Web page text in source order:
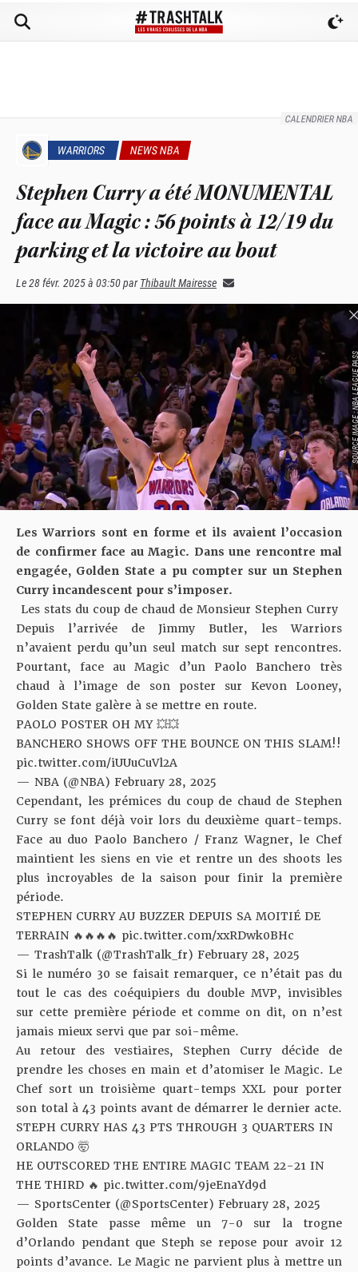
CALENDRIER NBA
WARRIORS NEWS NBA
Stephen Curry a été MONUMENTAL
face au Magic : 56 points à 12/19 du
parking et la victoire au bout
Le28 févr. 2025 à 03:50par Thibault Mairesse
SOURCE
Les Warriors sont en forme et ils avaient l’occasion
de confirmer face au Magic. Dans une rencontre mal
engagée, Golden State a pu compter sur un Stephen
Curry incandescent pour s’imposer.
Les stats du coup de chaud de Monsieur Stephen Curry
Depuis l’arrivée de Jimmy Butler, les Warriors
n’avaient perdu qu’un seul match sur sept rencontres.
Pourtant, face au Magic d’un Paolo Banchero très
chaud à l’image de son poster sur Kevon Looney,
Golden State galère à se mettre en route.
PAOLO POSTER OH MY 💥💥
BANCHERO SHOWS OFF THE BOUNCE ON THIS SLAM!!
pic.twitter.com/iUUuCuVl2A
— NBA (@NBA) February 28, 2025
Cependant, les prémices du coup de chaud de Stephen
Curry se font déjà voir lors du deuxième quart-temps.
Face au duo Paolo Banchero / Franz Wagner, le Chef
maintient les siens en vie et rentre un des shoots les
plus incroyables de la saison pour finir la première
période.
STEPHEN CURRY AU BUZZER DEPUIS SA MOITIÉ DE
TERRAIN 🔥🔥🔥🔥 pic.twitter.com/xxRDwk0BHc
— TrashTalk (@TrashTalk_fr) February 28, 2025
Si le numéro 30 se faisait remarquer, ce n’était pas du
tout le cas des coéquipiers du double MVP, invisibles
sur cette première période et comme on dit, on n’est
jamais mieux servi que par soi-même.
Au retour des vestiaires, Stephen Curry décide de
prendre les choses en main et d’atomiser le Magic. Le
Chef sort un troisième quart-temps XXL pour porter
son total à 43 points avant de démarrer le dernier acte.
STEPH CURRY HAS 43 PTS THROUGH 3 QUARTERS IN
ORLANDO 🤯
HE OUTSCORED THE ENTIRE MAGIC TEAM 22-21 IN
THE THIRD 🔥 pic.twitter.com/9jeEnaYd9d
— SportsCenter (@SportsCenter) February 28, 2025
Golden State passe même un 7-0 sur la trogne
d’Orlando pendant que Steph se repose pour avoir 12
points d’avance. Le Magic ne parvient plus à mettre un